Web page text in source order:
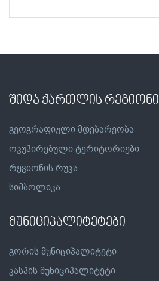
შიდა ქართლის რეგიონი
გეოგრაფიული მდებარეობა
ოკუპირებული ტერიტორიები
რეგიონის რუკა
სიმბოლიკა
მუნიციპალიტეტები
გორის მუნიციპალიტეტი
კასპის მუნიციპალიტეტი